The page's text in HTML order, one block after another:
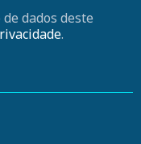
dados deste
.